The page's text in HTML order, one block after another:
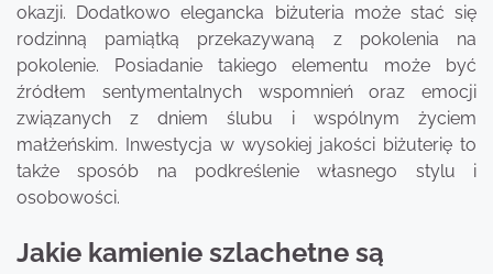
okazji. Dodatkowo elegancka biżuteria może stać się
rodzinną pamiątką przekazywaną z pokolenia na
pokolenie. Posiadanie takiego elementu może być
źródłem sentymentalnych wspomnień oraz emocji
związanych z dniem ślubu i wspólnym życiem
małżeńskim. Inwestycja w wysokiej jakości biżuterię to
także sposób na podkreślenie własnego stylu i
osobowości.
Jakie kamienie szlachetne są